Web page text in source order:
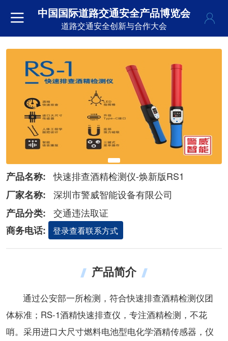
中国国际道路交通安全产品博览会
道路交通安全创新与合作大会
产品名称:
快速排查酒精检测仪-焕新版RS1
厂家名称:
深圳市警威智能设备有限公司
产品分类:
交通违法取证
商务电话:
登录查看联系方式
产品简介
通过公安部一所检测，符合快速排查酒精检测仪团
体标准；RS-1酒精快速排查仪，专注酒精检测，不花
哨。采用进口大尺寸燃料电池型电化学酒精传感器，仪